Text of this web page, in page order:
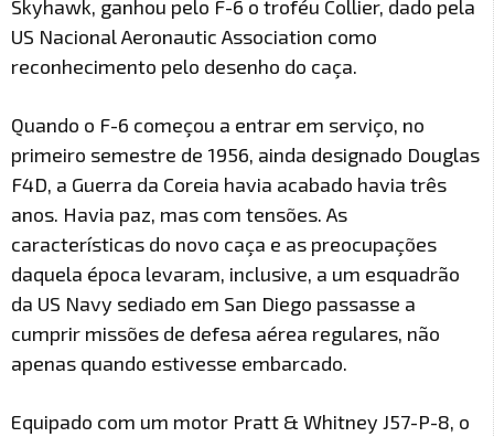
Skyhawk, ganhou pelo F-6 o troféu Collier, dado pela
US Nacional Aeronautic Association como
reconhecimento pelo desenho do caça.
Quando o F-6 começou a entrar em serviço, no
primeiro semestre de 1956, ainda designado Douglas
F4D, a Guerra da Coreia havia acabado havia três
anos. Havia paz, mas com tensões. As
características do novo caça e as preocupações
daquela época levaram, inclusive, a um esquadrão
da US Navy sediado em San Diego passasse a
cumprir missões de defesa aérea regulares, não
apenas quando estivesse embarcado.
Equipado com um motor Pratt & Whitney J57-P-8, o